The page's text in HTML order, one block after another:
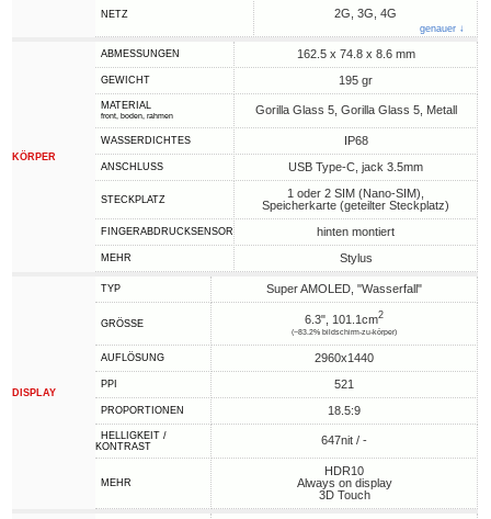
NETZ 2G, 3G, 4G
genauer ↓
KÖRPER
ABMESSUNGEN 162.5 x 74.8 x 8.6 mm
GEWICHT 195 gr
MATERIAL
front, boden, rahmen Gorilla Glass 5, Gorilla Glass 5, Metall
WASSERDICHTES IP68
ANSCHLUSS USB Type-C, jack 3.5mm
STECKPLATZ
1 oder 2 SIM (Nano-SIM),
Speicherkarte (geteilter Steckplatz)
FINGERABDRUCKSENSOR hinten montiert
MEHR Stylus
DISPLAY
TYP Super AMOLED, "Wasserfall"
GRÖSSE 6.3", 101.1cm2
(~83.2% bildschirm-zu-körper)
AUFLÖSUNG 2960x1440
PPI 521
PROPORTIONEN 18.5:9
HELLIGKEIT /
KONTRAST
647nit / -
MEHR
HDR10
Always on display
3D Touch